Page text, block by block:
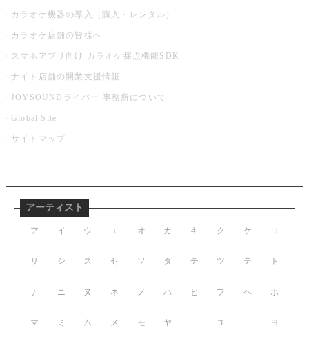
カラオケ機器の導入（購入・レンタル）
カラオケ店舗の皆様へ
スマホアプリ向け カラオケ採点機能SDK
ナイト店舗の開業支援情報
JOYSOUNDライバー 事務所について
Global Site
サイトマップ
アーティスト
ア イ ウ エ オ
サ シ ス セ ソ
ナ ニ ヌ ネ ノ
マ ミ ム メ モ
カ キ ク ケ コ
タ チ ツ テ ト
ハ ヒ フ ヘ ホ
ヤ ユ ヨ